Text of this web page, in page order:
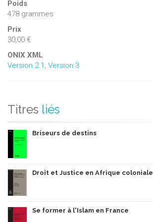
Poids
478 grammes
Prix
30,00 €
ONIX XML
Version 2.1 Version 3
Titres liés
Briseurs de destins
Droit et Justice en Afrique coloniale
Se former à l'Islam en France